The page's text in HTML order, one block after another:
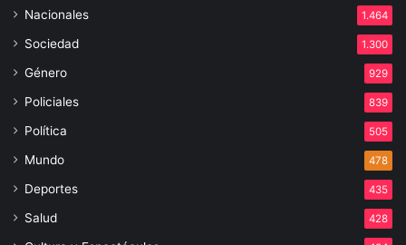
Nacionales 1.464
Sociedad 1.300
Género 929
Policiales 839
Política 505
Mundo 478
Deportes 435
Salud 428